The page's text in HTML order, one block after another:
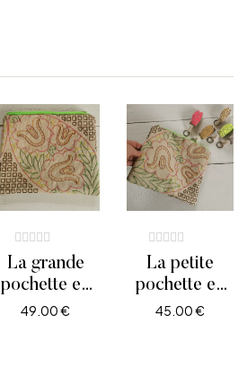
La grande
pochette en
lin ancien
49.00€
La petite
pochette en
lin ancien
45.00€